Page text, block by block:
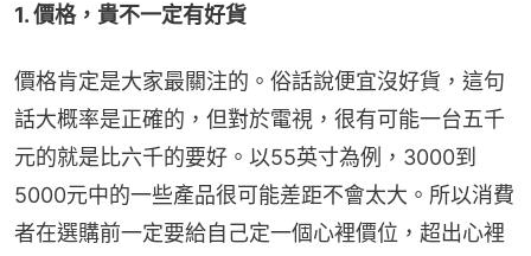
1. 價格，貴不一定有好貨
價格肯定是大家最關注的。俗話說便宜沒好貨，這句
話大概率是正確的，但對於電視，很有可能一台五千
元的就是比六千的要好。以55英寸為例，3000到
5000元中的一些產品很可能差距不會太大。所以消費
者在選購前一定要給自己定一個心裡價位，超出心裡